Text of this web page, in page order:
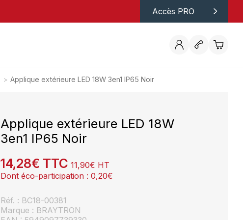
Accès PRO
Applique extérieure LED 18W 3en1 IP65 Noir
Applique extérieure LED 18W
3en1 IP65 Noir
14,28€ TTC 11,90€ HT
Dont éco-participation :0,20€
Réf. : BC18-00381
Marque : BRAYTRON